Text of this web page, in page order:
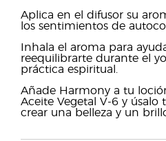
Aplica en el difusor su
los sentimientos de
Inhala el aroma para
reequilibrarte durante el
práctica espiritual.
Añade Harmony a tu
Aceite Vegetal V-6 y úsalo
crear una belleza y un